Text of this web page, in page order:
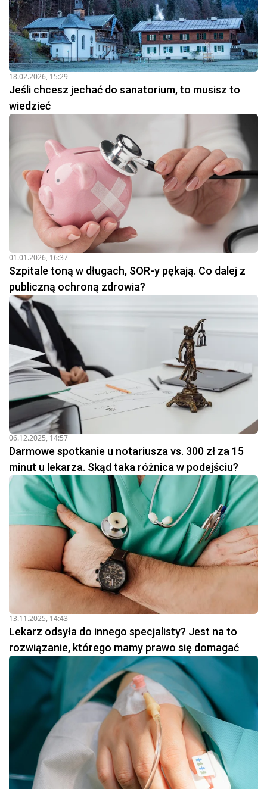
18.02.2026, 15:29
Jeśli chcesz jechać do sanatorium, to musisz to
wiedzieć
01.01.2026, 16:37
Szpitale toną w długach, SOR-y pękają. Co dalej z
publiczną ochroną zdrowia?
06.12.2025, 14:57
Darmowe spotkanie u notariusza vs. 300 zł za 15
minut u lekarza. Skąd taka różnica w podejściu?
13.11.2025, 14:43
Lekarz odsyła do innego specjalisty? Jest na to
rozwiązanie, którego mamy prawo się domagać